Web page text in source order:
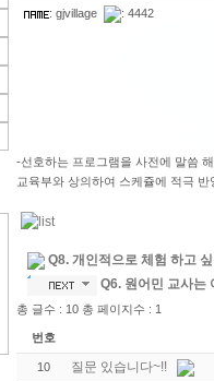
: gjvillage : 4442
-선호하는 프로그램을 사전에 말씀
교육부와 상의하여 스케쥴에 적극
Q8. 개인적으로 체험 하고
Q6. 원어민 교사는
총 글수 : 10 총 페이지수 : 1
번호
10 질문 있습니다~!!